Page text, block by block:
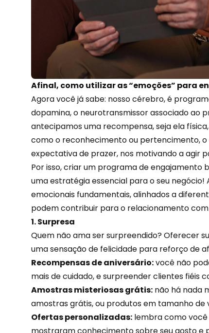
Afinal, como utilizar as “emoções” para
Agora você já sabe: nosso cérebro, é
dopamina, o neurotransmissor associado ao
antecipamos uma recompensa, seja ela
como o reconhecimento ou pertencimento,
expectativa de prazer, nos motivando a agir
Por isso, criar um programa de engajamento
uma estratégia essencial para o seu negócio!
emocionais fundamentais, alinhados a
podem contribuir para o relacionamento com
1. Surpresa
Quem não ama ser surpreendido? Oferecer
uma sensação de felicidade para reforço de
Recompensas de aniversário:você não
mais de cuidado, e surpreender clientes fiéis
Amostras misteriosas grátis: não há nada
amostras grátis, ou produtos em tamanho de
Ofertas personalizadas: lembra como você